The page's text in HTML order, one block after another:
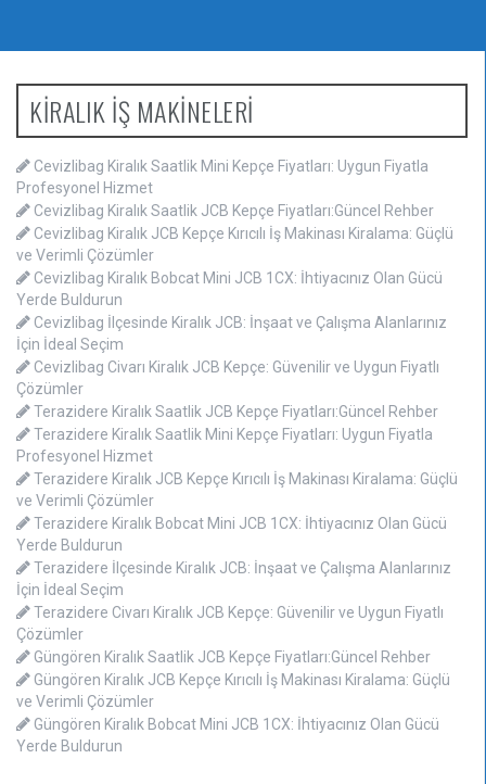
KİRALIK İŞ MAKİNELERİ
Cevizlibag Kiralık Saatlik Mini Kepçe Fiyatları: Uygun Fiyatla
Profesyonel Hizmet
Cevizlibag Kiralık Saatlik JCB Kepçe Fiyatları:Güncel Rehber
Cevizlibag Kiralık JCB Kepçe Kırıcılı İş Makinası Kiralama: Güçlü
ve Verimli Çözümler
Cevizlibag Kiralık Bobcat Mini JCB 1CX: İhtiyacınız Olan Gücü
Yerde Buldurun
Cevizlibag İlçesinde Kiralık JCB: İnşaat ve Çalışma Alanlarınız
İçin İdeal Seçim
Cevizlibag Civarı Kiralık JCB Kepçe: Güvenilir ve Uygun Fiyatlı
Çözümler
Terazidere Kiralık Saatlik JCB Kepçe Fiyatları:Güncel Rehber
Terazidere Kiralık Saatlik Mini Kepçe Fiyatları: Uygun Fiyatla
Profesyonel Hizmet
Terazidere Kiralık JCB Kepçe Kırıcılı İş Makinası Kiralama: Güçlü
ve Verimli Çözümler
Terazidere Kiralık Bobcat Mini JCB 1CX: İhtiyacınız Olan Gücü
Yerde Buldurun
Terazidere İlçesinde Kiralık JCB: İnşaat ve Çalışma Alanlarınız
İçin İdeal Seçim
Terazidere Civarı Kiralık JCB Kepçe: Güvenilir ve Uygun Fiyatlı
Çözümler
Güngören Kiralık Saatlik JCB Kepçe Fiyatları:Güncel Rehber
Güngören Kiralık JCB Kepçe Kırıcılı İş Makinası Kiralama: Güçlü
ve Verimli Çözümler
Güngören Kiralık Bobcat Mini JCB 1CX: İhtiyacınız Olan Gücü
Yerde Buldurun